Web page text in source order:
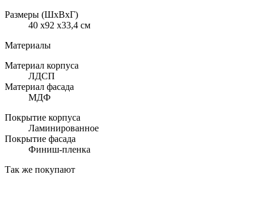
Размеры (ШхВхГ)
40 x92 x33,4 см
Материалы
Материал корпуса
ЛДСП
Материал фасада
МДФ
Покрытие корпуса
Ламинированное
Покрытие фасада
Финиш-пленка
Так же покупают